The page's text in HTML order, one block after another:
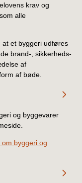
krav og
alle
at et byggeri udføres
brand-, sikkerheds-
af
af bøde.
og byggevarer
byggeri og